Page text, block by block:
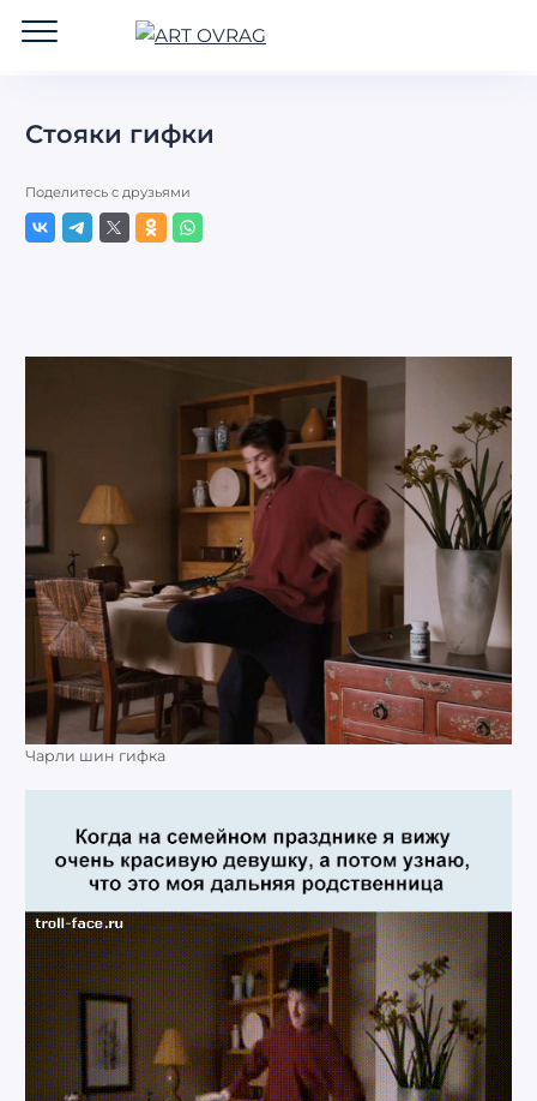
Стояки гифки
Поделитесь с друзьями
Чарли шин гифка